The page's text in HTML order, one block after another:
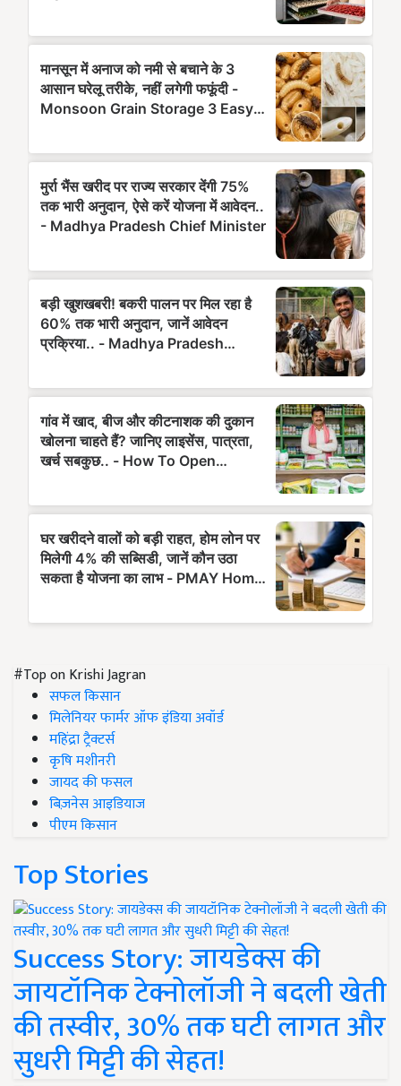
#Top on Krishi Jagran
सफल किसान
मिलेनियर फार्मर ऑफ इंडिया अवॉर्ड
महिंद्रा ट्रैक्टर्स
कृषि मशीनरी
जायद की फसल
बिज़नेस आइडियाज
पीएम किसान
Top Stories
Success Story: जायडेक्स की
जायटॉनिक टेक्नोलॉजी ने बदली खेती
की तस्वीर, 30% तक घटी लागत और
सुधरी मिट्टी की सेहत!